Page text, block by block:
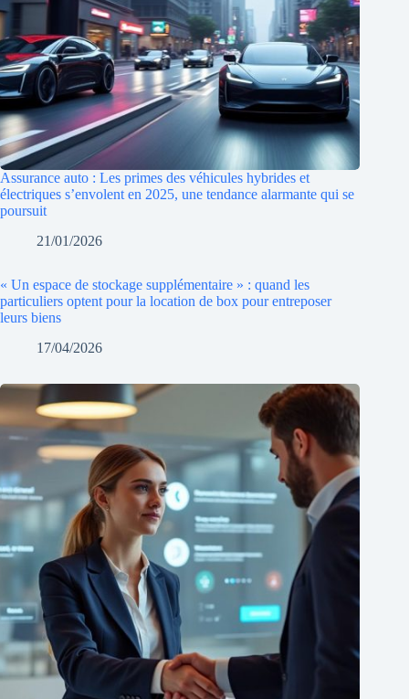
Assurance auto : Les primes des véhicules hybrides et
électriques s’envolent en 2025, une tendance alarmante qui se
poursuit
21/01/2026
« Un espace de stockage supplémentaire » : quand les
particuliers optent pour la location de box pour entreposer
leurs biens
17/04/2026